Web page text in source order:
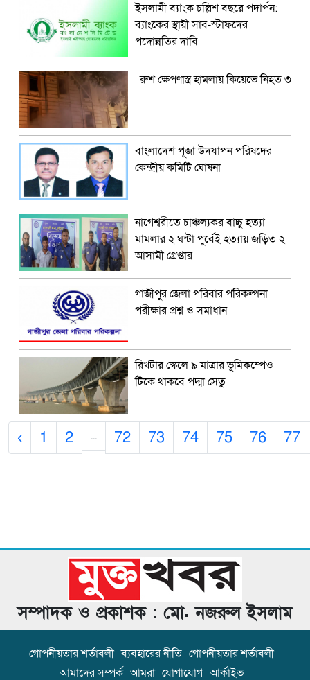
ইসলামী ব্যাংক চল্লিশ বছরে পদার্পন:
ব্যাংকের স্থায়ী সাব-স্টাফদের
পদোন্নতির দাবি
রুশ ক্ষেপণাস্ত্র হামলায় কিয়েভে নিহত ৩
বাংলাদেশ পূজা উদযাপন পরিষদের
কেন্দ্রীয় কমিটি ঘোষনা
নাগেশ্বরীতে চাঞ্চল্যকর বাচ্চু হত্যা
মামলার ২ ঘন্টা পুর্বেই হত্যায় জড়িত ২
আসামী গ্রেপ্তার
গাজীপুর জেলা পরিবার পরিকল্পনা
পরীক্ষার প্রশ্ন ও সমাধান
রিখটার স্কেলে ৯ মাত্রার ভূমিকম্পেও
টিকে থাকবে পদ্মা সেতু
‹ 1 2 ... 72 73 74 75 76 77
সম্পাদক ও প্রকাশক : মো. নজরুল ইসলাম
গোপনীয়তার শর্তাবলী ব্যবহারের নীতি গোপনীয়তার শর্তাবলী
আমাদের সম্পর্ক আমরা যোগাযোগ আর্কাইভ